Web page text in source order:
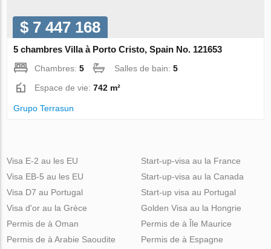
$ 7 447 168
5 chambres Villa à Porto Cristo, Spain No. 121653
Chambres:5 Salles de bain:5
Espace de vie:742 m²
Grupo Terrasun
Visa E-2 au les EU
Visa EB-5 au les EU
Visa D7 au Portugal
Visa d'or au la Grèce
Start-up-visa au la France
Start-up-visa au la Canada
Start-up visa au Portugal
Golden Visa au la Hongrie
Permis de à Oman
Permis de à Arabie Saoudite
Permis de à Île Maurice
Permis de à Espagne